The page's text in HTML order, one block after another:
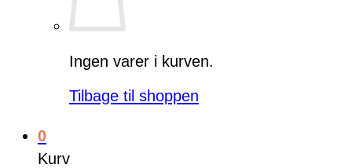
Ingen varer i kurven.
Tilbage til shoppen
0
Kurv